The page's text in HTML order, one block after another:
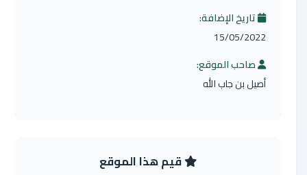
تاريخ الإضافة:
15/05/2022
صاحب الموقع:
أصيل بن جاب الله
قيم هذا الموقع